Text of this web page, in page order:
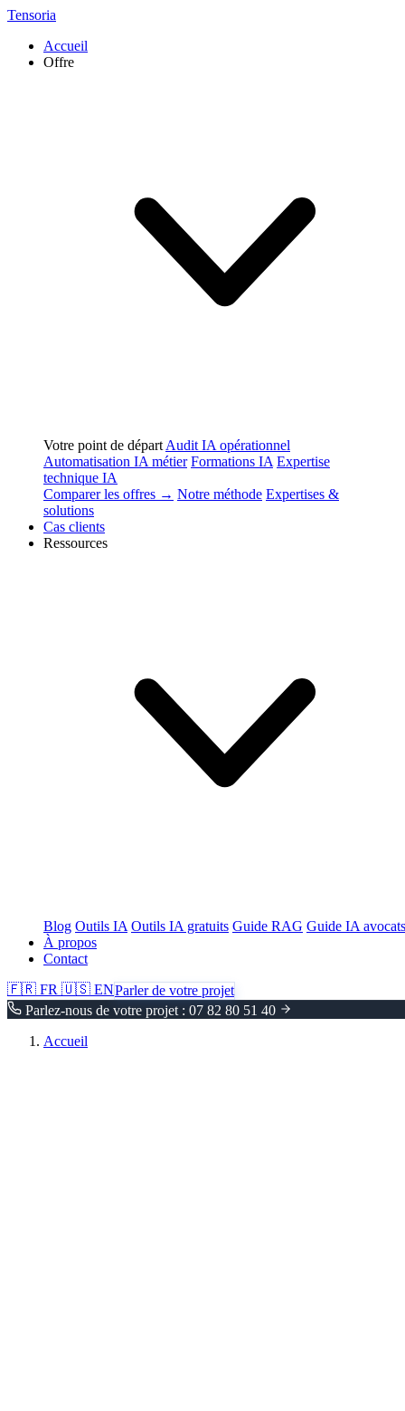
Tensoria
Accueil
Offre
Votre point de départ Audit IA opérationnel
Automatisation IA métier Formations IA Expertise
technique IA
Comparer les offres → Notre méthode Expertises &
solutions
Cas clients
Ressources
Blog Outils IA Outils IA gratuits Guide RAG Guide IA avocats
À propos
Contact
🇫🇷 FR 🇺🇸 ENParler de votre projet
Parlez-nous de votre projet : 07 82 80 51 40
Accueil